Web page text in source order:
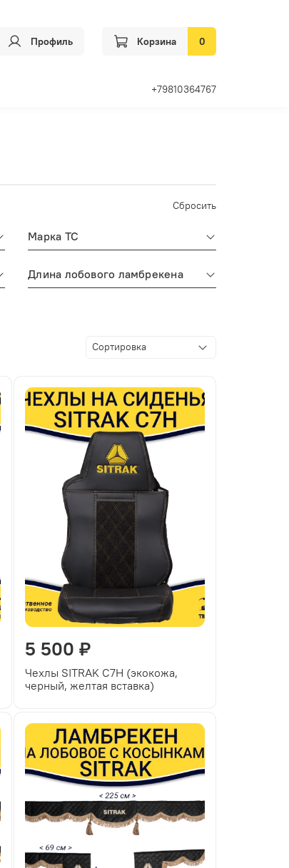
Профиль Корзина 0
+79810364767
Сбросить
Марка ТС
Длина лобового ламбрекена
5 500 ₽
Чехлы SITRAK C7H (экокожа,
черный, желтая вставка)